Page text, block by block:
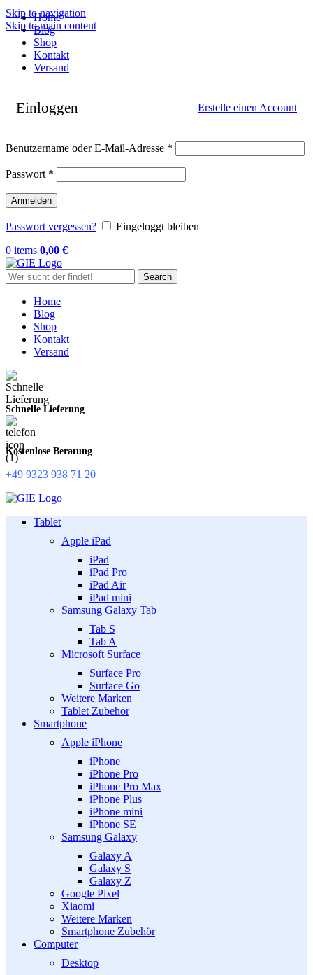
Skip to navigation
Skip to main content
Home
Blog
Shop
Kontakt
Versand
Einloggen Erstelle einen Account
Benutzername oder E-Mail-Adresse *
Passwort *
Anmelden
Passwort vergessen?
Eingeloggt bleiben
0 items 0,00 €
Search
Home
Blog
Shop
Kontakt
Versand
Schnelle Lieferung
Kostenlose Beratung
+49 9323 938 71 20
Tablet
Apple iPad
iPad
iPad Pro
iPad Air
iPad mini
Samsung Galaxy Tab
Tab S
Tab A
Microsoft Surface
Surface Pro
Surface Go
Weitere Marken
Tablet Zubehör
Smartphone
Apple iPhone
iPhone
iPhone Pro
iPhone Pro Max
iPhone Plus
iPhone mini
iPhone SE
Samsung Galaxy
Galaxy A
Galaxy S
Galaxy Z
Google Pixel
Xiaomi
Weitere Marken
Smartphone Zubehör
Computer
Desktop